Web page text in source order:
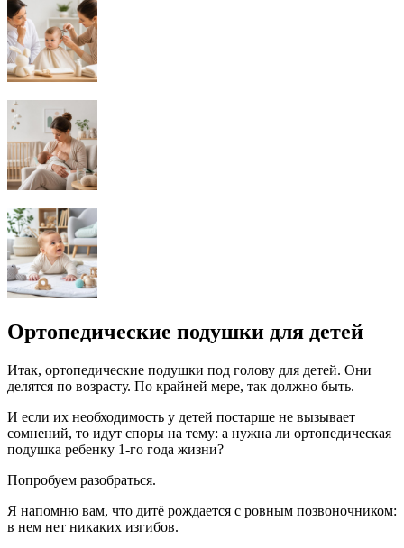
Ортопедические подушки для детей
Итак, ортопедические подушки под голову для детей. Они
делятся по возрасту. По крайней мере, так должно быть.
И если их необходимость у детей постарше не вызывает
сомнений, то идут споры на тему: а нужна ли ортопедическая
подушка ребенку 1-го года жизни?
Попробуем разобраться.
Я напомню вам, что дитё рождается с ровным позвоночником:
в нем нет никаких изгибов.